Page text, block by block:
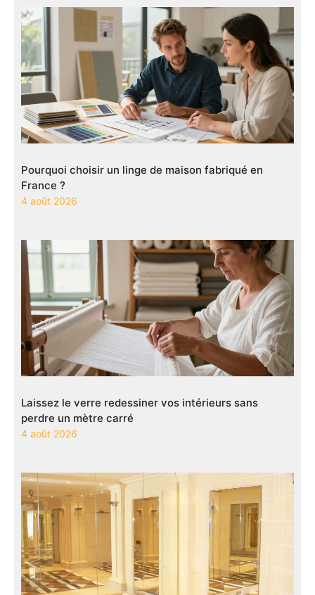
Pourquoi choisir un linge de maison fabriqué en
France ?
4 août 2026
Laissez le verre redessiner vos intérieurs sans
perdre un mètre carré
4 août 2026